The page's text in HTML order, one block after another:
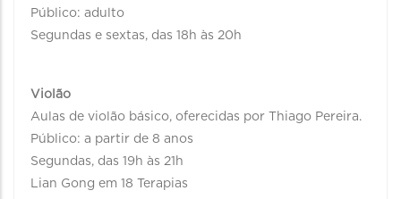
Público: adulto
Segundas e sextas, das 18h às 20h
Violão
Aulas de violão básico, oferecidas por Thiago Pereira.
Público: a partir de 8 anos
Segundas, das 19h às 21h
Lian Gong em 18 Terapias